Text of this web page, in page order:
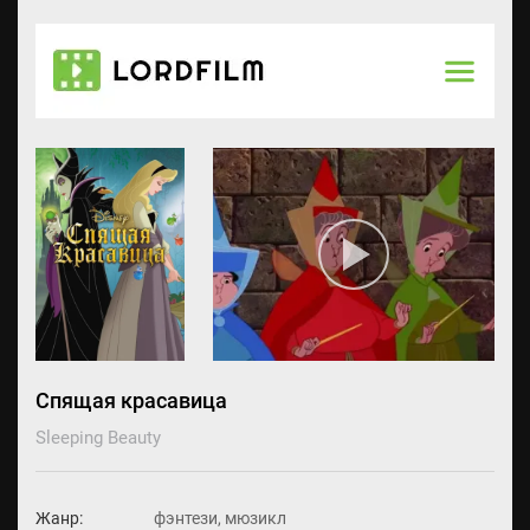
Спящая красавица
Sleeping Beauty
Жанр: фэнтези, мюзикл